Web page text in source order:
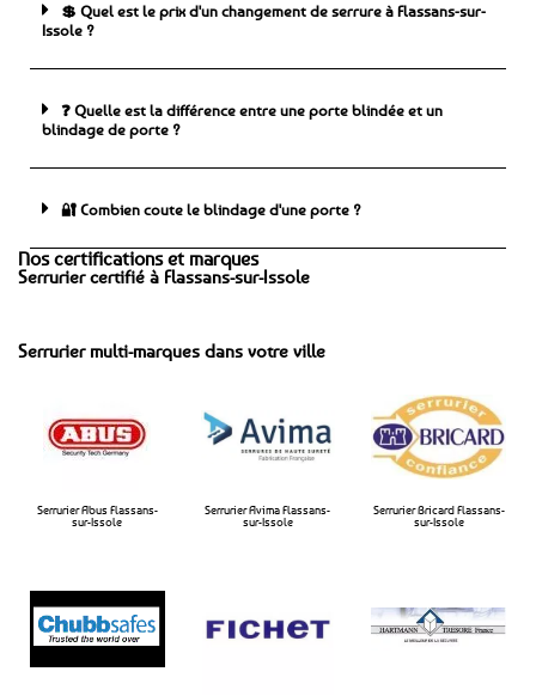
💲 Quel est le prix d'un changement de serrure à Flassans-sur-
Issole ?
❓ Quelle est la différence entre une porte blindée et un
blindage de porte ?
🔐 Combien coute le blindage d'une porte ?
Nos certifications et marques
Serrurier certifié à Flassans-sur-Issole
Serrurier multi-marques dans votre ville
Serrurier Abus Flassans-
sur-Issole
Serrurier Avima Flassans-
sur-Issole​
Serrurier Bricard Flassans-
sur-Issole​